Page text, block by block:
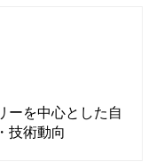
ーを中心とした自
技術動向